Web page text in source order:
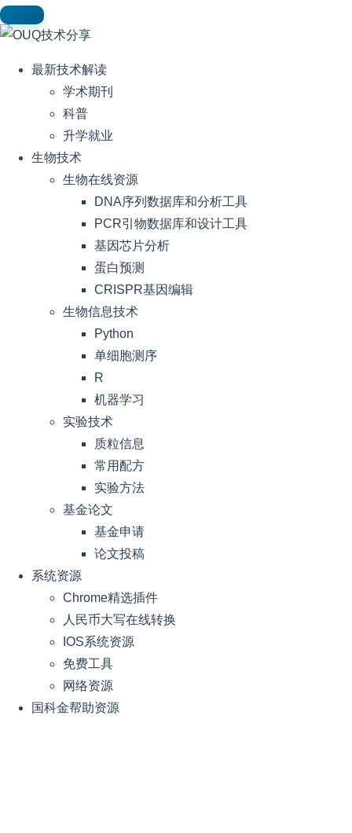
最新技术解读
学术期刊
科普
升学就业
生物技术
生物在线资源
DNA序列数据库和分析工具
PCR引物数据库和设计工具
基因芯片分析
蛋白预测
CRISPR基因编辑
生物信息技术
Python
单细胞测序
R
机器学习
实验技术
质粒信息
常用配方
实验方法
基金论文
基金申请
论文投稿
系统资源
Chrome精选插件
人民币大写在线转换
IOS系统资源
免费工具
网络资源
国科金帮助资源